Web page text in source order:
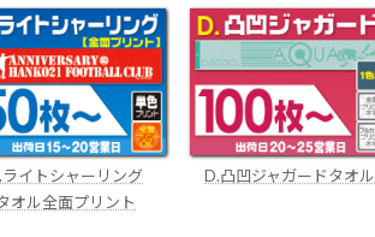
ライトシャーリング
オル全面プリント
D.凸凹ジャガードタオル